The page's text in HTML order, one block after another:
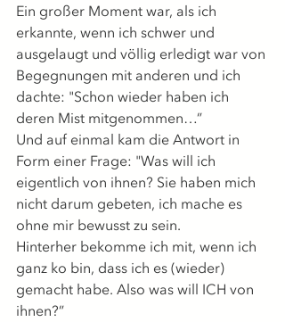
Ein großer Moment war, als ich
erkannte, wenn ich schwer und
ausgelaugt und völlig erledigt war von
Begegnungen mit anderen und ich
dachte: "Schon wieder haben ich
deren Mist mitgenommen…”
Und auf einmal kam die Antwort in
Form einer Frage: "Was will ich
eigentlich von ihnen? Sie haben mich
nicht darum gebeten, ich mache es
ohne mir bewusst zu sein.
Hinterher bekomme ich mit, wenn ich
ganz ko bin, dass ich es (wieder)
gemacht habe. Also was will ICH von
ihnen?”